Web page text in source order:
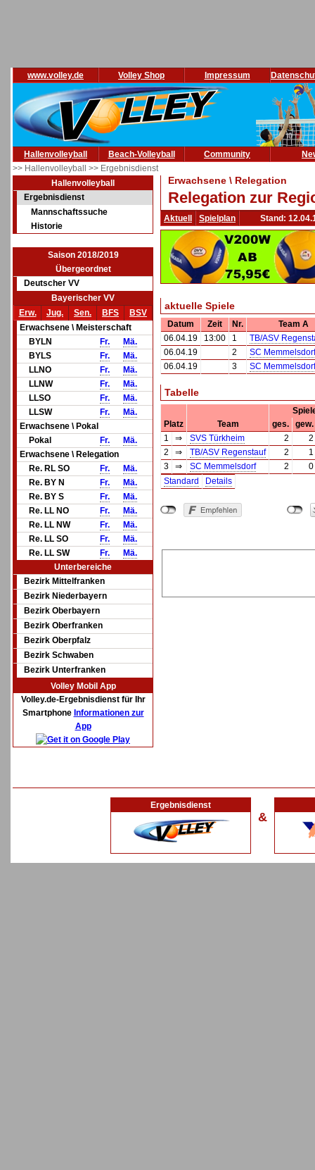
www.volley.de Volley Shop Impressum
Hallenvolleyball Beach-Volleyball Community
>> Hallenvolleyball >> Ergebnisdienst
Hallenvolleyball
Ergebnisdienst
Mannschaftssuche
Historie
Saison 2018/2019
Übergeordnet
Deutscher VV
Bayerischer VV
Erw.
Jug. Sen. BFS
BSV
Erwachsene \ Meisterschaft
BYLN
Fr.
Mä.
BYLS
Fr.
Mä.
LLNO
Fr.
Mä.
LLNW
Fr.
Mä.
LLSO
Fr.
Mä.
LLSW
Fr.
Mä.
Erwachsene \ Pokal
Pokal
Fr.
Mä.
Erwachsene \ Relegation
Re. RL SO
Fr.
Mä.
Re. BY N
Fr.
Mä.
Re. BY S
Fr.
Mä.
Re. LL NO
Fr.
Mä.
Re. LL NW
Fr.
Mä.
Re. LL SO
Fr.
Mä.
Re. LL SW
Fr.
Mä.
Unterbereiche
Bezirk Mittelfranken
Bezirk Niederbayern
Bezirk Oberbayern
Bezirk Oberfranken
Bezirk Oberpfalz
Bezirk Schwaben
Bezirk Unterfranken
Volley Mobil App
Volley.de-Ergebnisdienst für Ihr
Smartphone Informationen zur
App
Erwachsene \ Relegation
Relegation zur
Aktuell Spielplan Stand:
aktuelle Spiele
Datum Zeit Nr.
Team A
06.04.19
13:00 1
TB/ASV
06.04.19
2
SC Memmelsdorf
06.04.19
3 SC Memmelsdorf
Tabelle
Platz
Team ges.
gew.
1
⇒ SVS Türkheim 2
2
2
⇒ TB/ASV Regenstauf 2
1
3
⇒ SC Memmelsdorf 2
0
Standard
Details
Ergebnisdienst
&